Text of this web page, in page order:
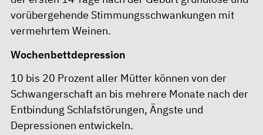
vorübergehende Stimmungsschwankungen mit
vermehrtem Weinen.
Wochenbettdepression
10 bis 20 Prozent aller Mütter können von der
Schwangerschaft an bis mehrere Monate nach der
Entbindung Schlafstörungen, Ängste und
Depressionen entwickeln.